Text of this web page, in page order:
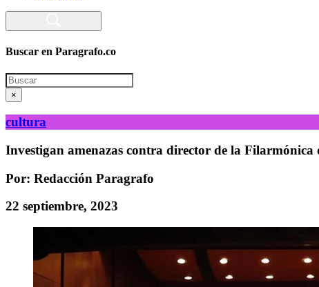
Buscar en Paragrafo.co
Search
×
cultura
Investigan amenazas contra director de la Filarmónica
Por: Redacción Paragrafo
22 septiembre, 2023